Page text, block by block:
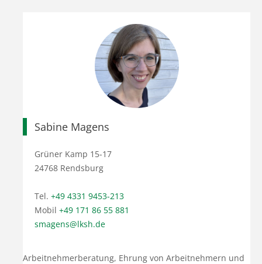
Sabine Magens
Grüner Kamp 15-17
24768 Rendsburg
Tel. +49 4331 9453-213
Mobil +49 171 86 55 881
smagens@lksh.de
Arbeitnehmerberatung, Ehrung von Arbeitnehmern und